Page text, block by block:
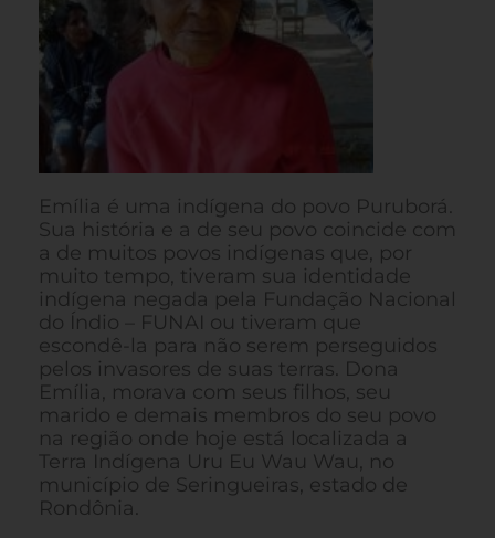
Emília é uma indígena do povo Puruborá.
Sua história e a de seu povo coincide com
a de muitos povos indígenas que, por
muito tempo, tiveram sua identidade
indígena negada pela Fundação Nacional
do Índio – FUNAI ou tiveram que
escondê-la para não serem perseguidos
pelos invasores de suas terras. Dona
Emília, morava com seus filhos, seu
marido e demais membros do seu povo
na região onde hoje está localizada a
Terra Indígena Uru Eu Wau Wau, no
município de Seringueiras, estado de
Rondônia.